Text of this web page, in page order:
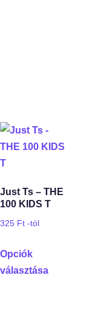
Just Ts – THE
100 KIDS T
325 Ft -tól
Opciók
választása